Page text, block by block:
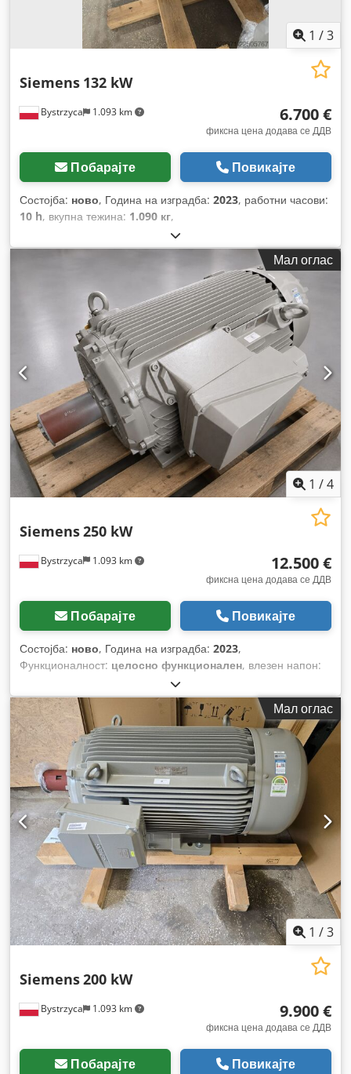
1 /3
Bystrzyca 1.093 km
Siemens 132 kW
6.700 €
фиксна цена додава се ДДВ
Побарајте Повикајте
Состојба: ново, Година на изградба: 2023, работни часови:
10 h, вкупна тежина: 1.090 кг,
Мал оглас
1 /4
Bystrzyca 1.093 km
Siemens250 kW
12.500 €
фиксна цена додава се ДДВ
Побарајте Повикајте
Состојба: ново, Година на изградба: 2023,
Функционалност: целосно функционален, влезен напон:
1.530 кг,
Мал оглас
1 /3
Bystrzyca 1.093 km
Siemens200 kW
9.900 €
фиксна цена додава се ДДВ
Побарајте Повикајте